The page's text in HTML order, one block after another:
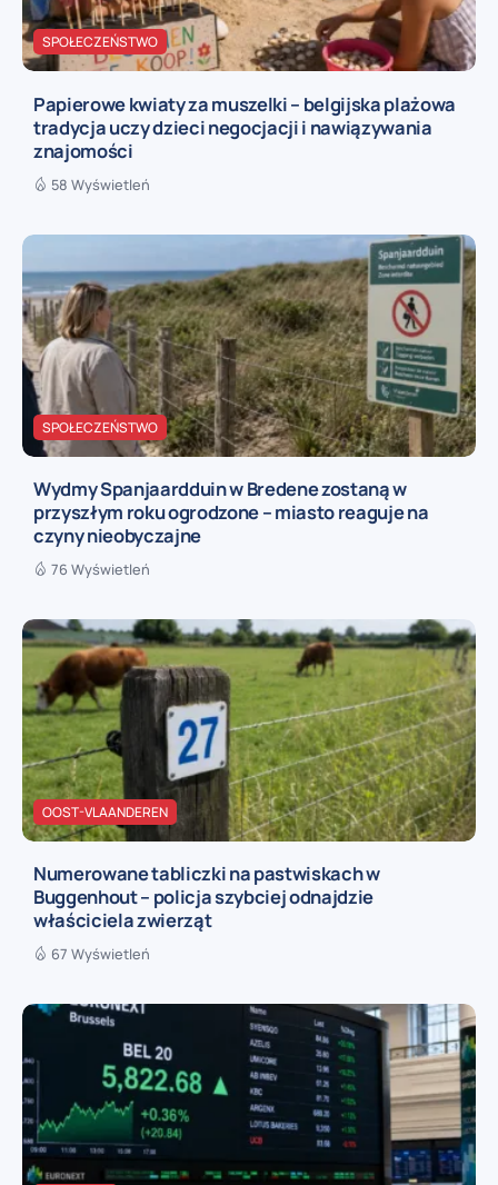
SPOŁECZEŃSTWO
Papierowe kwiaty za muszelki – belgijska plażowa
tradycja uczy dzieci negocjacji i nawiązywania
znajomości
58 Wyświetleń
SPOŁECZEŃSTWO
Wydmy Spanjaardduin w Bredene zostaną w
przyszłym roku ogrodzone – miasto reaguje na
czyny nieobyczajne
76 Wyświetleń
OOST-VLAANDEREN
Numerowane tabliczki na pastwiskach w
Buggenhout – policja szybciej odnajdzie
właściciela zwierząt
67 Wyświetleń